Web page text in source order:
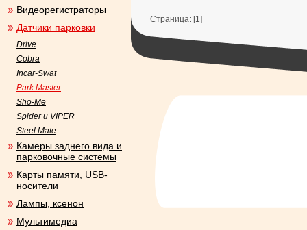
Страница: [1]
Видеорегистраторы
Датчики парковки
Drive
Cobra
Incar-Swat
Park Master
Sho-Me
Spider и VIPER
Steel Mate
Камеры заднего вида и
парковочные системы
Карты памяти, USB-
носители
Лампы, ксенон
Мультимедиа